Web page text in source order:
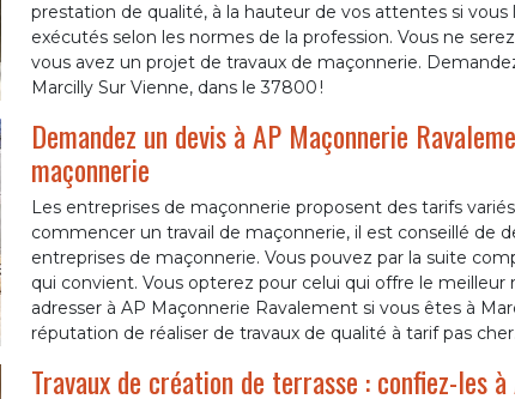
prestation de qualité, à la hauteur de vos attentes si
exécutés selon les normes de la profession. Vous ne
vous avez un projet de travaux de maçonnerie.
Marcilly Sur Vienne, dans le 37800 !
Demandez un devis à AP Maçonnerie
maçonnerie
Les entreprises de maçonnerie proposent des tarifs
commencer un travail de maçonnerie, il est conseillé de
entreprises de maçonnerie. Vous pouvez par la suite
qui convient. Vous opterez pour celui qui offre le meilleur
adresser à AP Maçonnerie Ravalement si vous êtes à
réputation de réaliser de travaux de qualité à tarif pas cher.
Travaux de création de terrasse : confiez-les